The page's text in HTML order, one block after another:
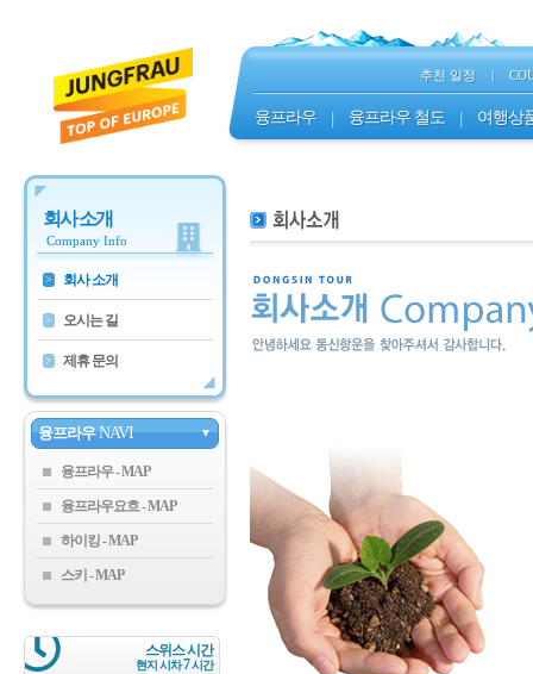
추천 일정 |
융프라우 융프라우 철도 여행상
회사 소개
Company Info
> 회사 소개
> 오시는 길
> 제휴 문의
융프라우 NAVI ▼
융프라우
융프라우요흐
하이킹
스키
스위스 시간
현지 시차7시간